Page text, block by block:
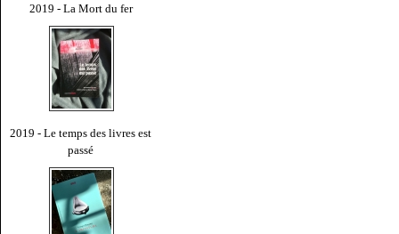
2019 - La Mort du fer
2019 - Le temps des livres est
passé